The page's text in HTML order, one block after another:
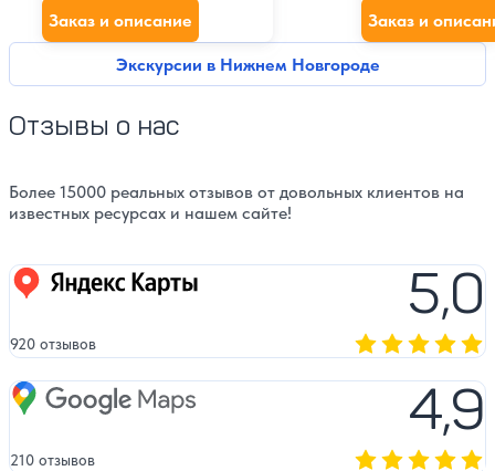
Экскурсии в Нижнем Новгороде
Заказ и описание Заказ и
Отзывы о нас
Более 15000 реальных отзывов от довольных клиентов на
известных ресурсах и нашем сайте!
Яндекс карты 5,0
920 отзывов
Google Maps 4,9
210 отзывов